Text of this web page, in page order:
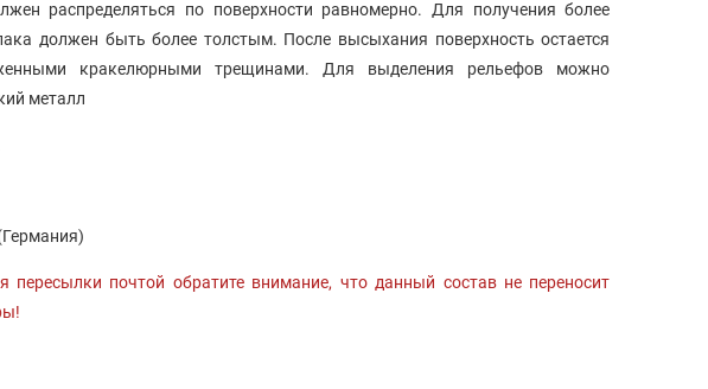
распределяться по поверхности равномерно. Для получения более
должен быть более толстым. После высыхания поверхность остается
кракелюрными трещинами. Для выделения рельефов можно
металл
пересылки почтой обратите внимание, что данный состав не переносит